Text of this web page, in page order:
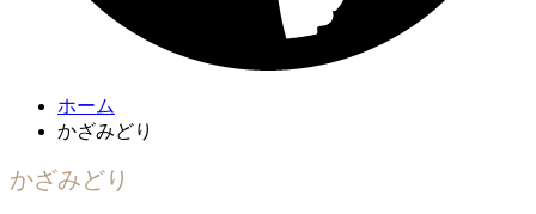
ホーム
かざみどり
かざみどり